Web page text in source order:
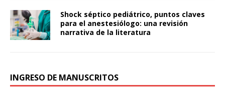
Shock séptico pediátrico, puntos claves
para el anestesiólogo: una revisión
narrativa de la literatura
INGRESO DE MANUSCRITOS